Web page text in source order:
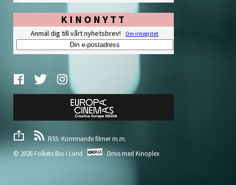
KINONYTT
Anmäl dig till vårt nyhetsbrev! Om integritet
RSS: Kommande filmer m.m.
© 2026 Folkets Bio i Lund
Drivs med Kinoplex